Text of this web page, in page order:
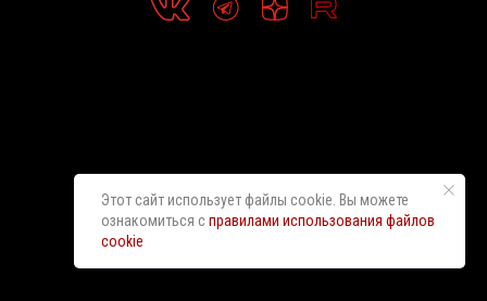
Этот сайт использует файлы cookie. Вы можете
ознакомиться справилами использования файлов
cookie